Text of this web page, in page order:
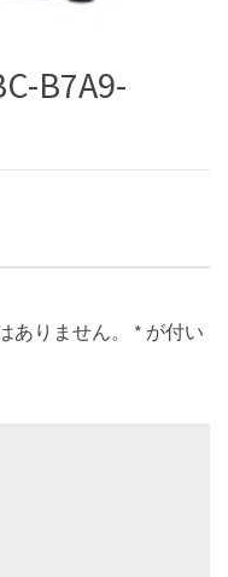
B7A9-
ありません。 * が付い